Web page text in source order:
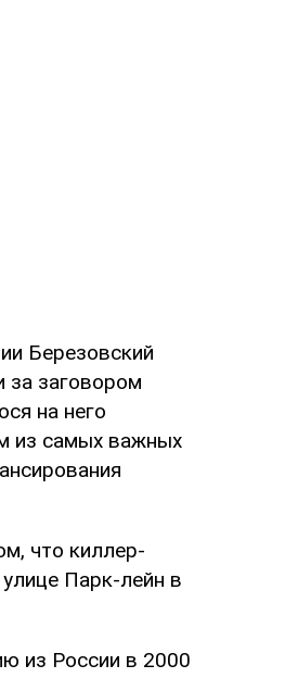
Березовский
за заговором
на него
из самых важных
что киллер-
Парк-лейн в
из России в 2000